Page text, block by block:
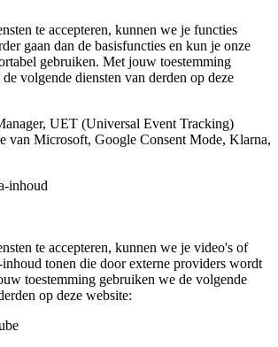
te accepteren, kunnen we je functies
gaan dan de basisfuncties en kun je onze
gebruiken. Met jouw toestemming
volgende diensten van derden op deze
UET (Universal Event Tracking)
van Microsoft, Google Consent Mode, Klarna,
inhoud
te accepteren, kunnen we je video's of
inhoud tonen die door externe providers wordt
toestemming gebruiken we de volgende
op deze website: